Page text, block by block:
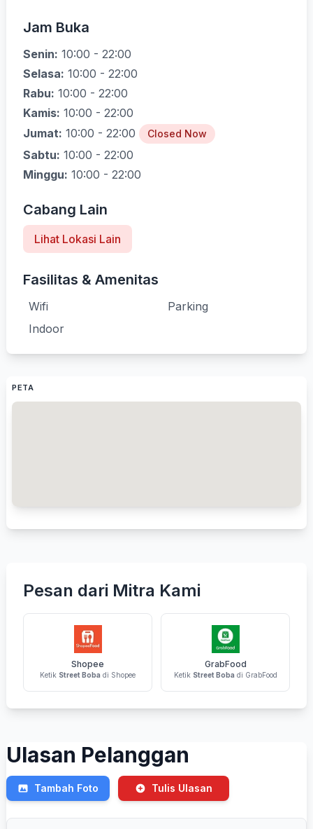
Jam Buka
Senin: 10:00 - 22:00
Selasa: 10:00 - 22:00
Rabu: 10:00 - 22:00
Kamis: 10:00 - 22:00
Jumat: 10:00 - 22:00 Closed Now
Sabtu: 10:00 - 22:00
Minggu: 10:00 - 22:00
Cabang Lain
Lihat Lokasi Lain
Fasilitas & Amenitas
Wifi
Parking
Indoor
PETA
Pesan dari Mitra Kami
Shopee
Ketik Street Boba di Shopee
GrabFood
Ketik Street Boba di GrabFood
Ulasan Pelanggan
Tambah Foto Tulis Ulasan